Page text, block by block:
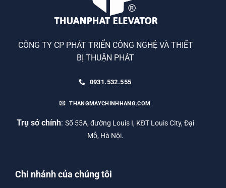
CÔNG TY CP PHÁT TRIỂN CÔNG NGHỆ VÀ THIẾT
BỊ THUẬN PHÁT
0931.532.555
THANGMAYCHINHHANG.COM
Trụ sở chính: Số 55A, đường Louis I, KĐT Louis City, Đại
Mỗ, Hà Nội.
Chi nhánh của chúng tôi